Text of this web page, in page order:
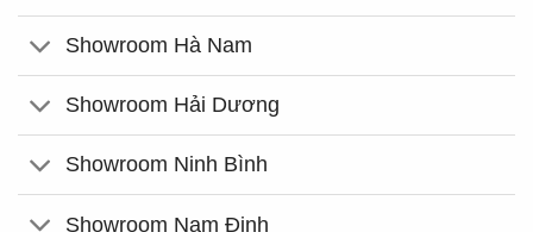
Showroom Hà Nam
Showroom Hải Dương
Showroom Ninh Bình
Showroom Nam Định